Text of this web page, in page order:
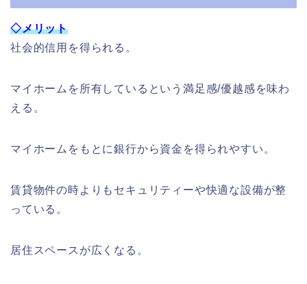
◇メリット
社会的信用を得られる。
マイホームを所有しているという満足感/優越感を味わ
える。
マイホームをもとに銀行から資金を得られやすい。
賃貸物件の時よりもセキュリティーや快適な設備が整
っている。
居住スペースが広くなる。